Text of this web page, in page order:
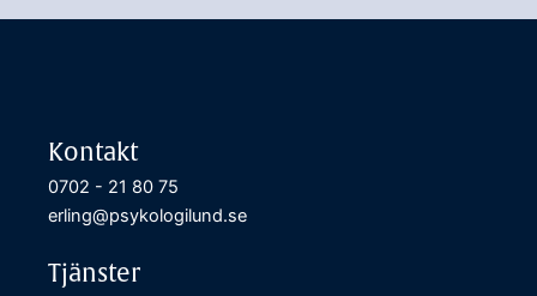
Kontakt
0702 - 21 80 75
erling@psykologilund.se
Tjänster